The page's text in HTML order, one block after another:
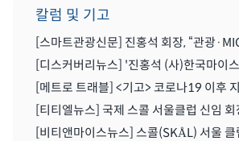
칼럼 및 기고